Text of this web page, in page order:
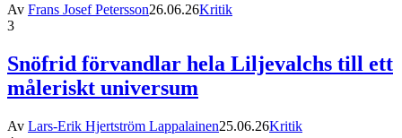
Av Frans Josef Petersson26.06.26Kritik
3
Snöfrid förvandlar hela Liljevalchs till ett
måleriskt universum
Av Lars-Erik Hjertström Lappalainen25.06.26Kritik